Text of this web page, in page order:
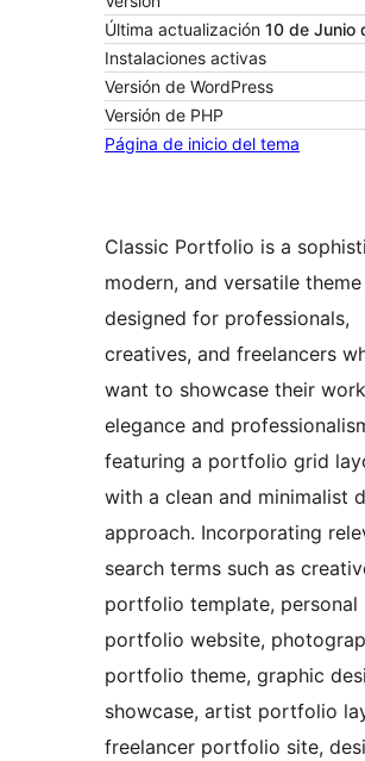
Última actualización 10 de Junio
Instalaciones activas
Versión de WordPress
Versión de PHP
Página de inicio del tema
Classic Portfolio is a
modern, and versatile theme
designed for professionals,
creatives, and freelancers
want to showcase their
elegance and
featuring a portfolio grid
with a clean and minimalist
approach. Incorporating
search terms such as
portfolio template, personal
portfolio website,
portfolio theme, graphic
showcase, artist portfolio
freelancer portfolio site,